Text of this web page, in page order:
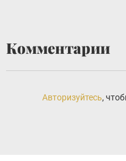
Комментарии
Авторизуйтесь,